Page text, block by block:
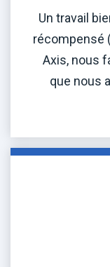
Un travail
récompensé
Axis, nous
que nous